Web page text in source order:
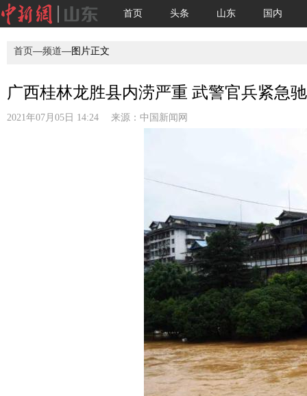
首页 头条 山东 国内
首页—频道—图片正文
广西桂林龙胜县内涝严重 武警官兵紧急
2021年07月05日 14:24 来源： 中国新闻网